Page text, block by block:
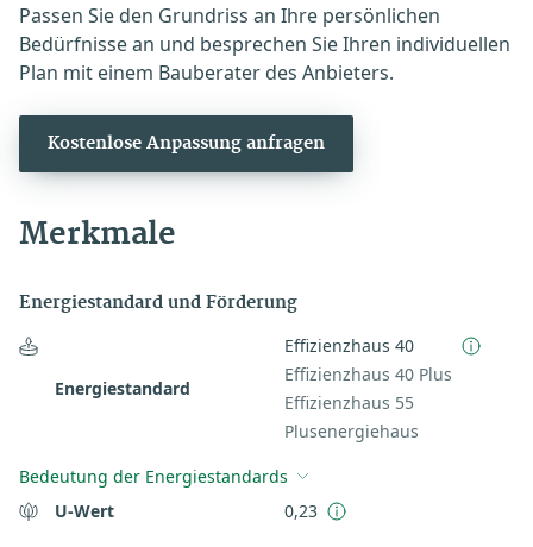
Passen Sie den Grundriss an Ihre persönlichen
Bedürfnisse an und besprechen Sie Ihren individuellen
Plan mit einem Bauberater des Anbieters.
Kostenlose Anpassung anfragen
Merkmale
Energiestandard und Förderung
Energiestandard
Effizienzhaus 40
Effizienzhaus 40 Plus
Effizienzhaus 55
Plusenergiehaus
Bedeutung der Energiestandards
U-Wert
0,23